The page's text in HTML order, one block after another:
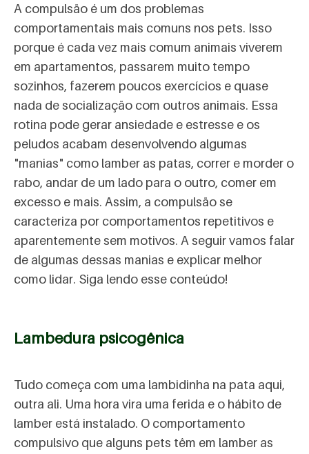
A compulsão é um dos problemas
comportamentais mais comuns nos pets. Isso
porque é cada vez mais comum animais viverem
em apartamentos, passarem muito tempo
sozinhos, fazerem poucos exercícios e quase
nada de socialização com outros animais. Essa
rotina pode gerar ansiedade e estresse e os
peludos acabam desenvolvendo algumas
"manias" como lamber as patas, correr e morder o
rabo, andar de um lado para o outro, comer em
excesso e mais. Assim, a compulsão se
caracteriza por comportamentos repetitivos e
aparentemente sem motivos. A seguir vamos falar
de algumas dessas manias e explicar melhor
como lidar. Siga lendo esse conteúdo!
Lambedura psicogênica
Tudo começa com uma lambidinha na pata aqui,
outra ali. Uma hora vira uma ferida e o hábito de
lamber está instalado. O comportamento
compulsivo que alguns pets têm em lamber as